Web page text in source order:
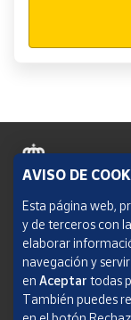
Política de cookies
Aviso legal
Condiciones del
Política de
AVISO DE
Esta página web,
y de terceros con
elaborar
navegación y
en Aceptar todas
También puedes